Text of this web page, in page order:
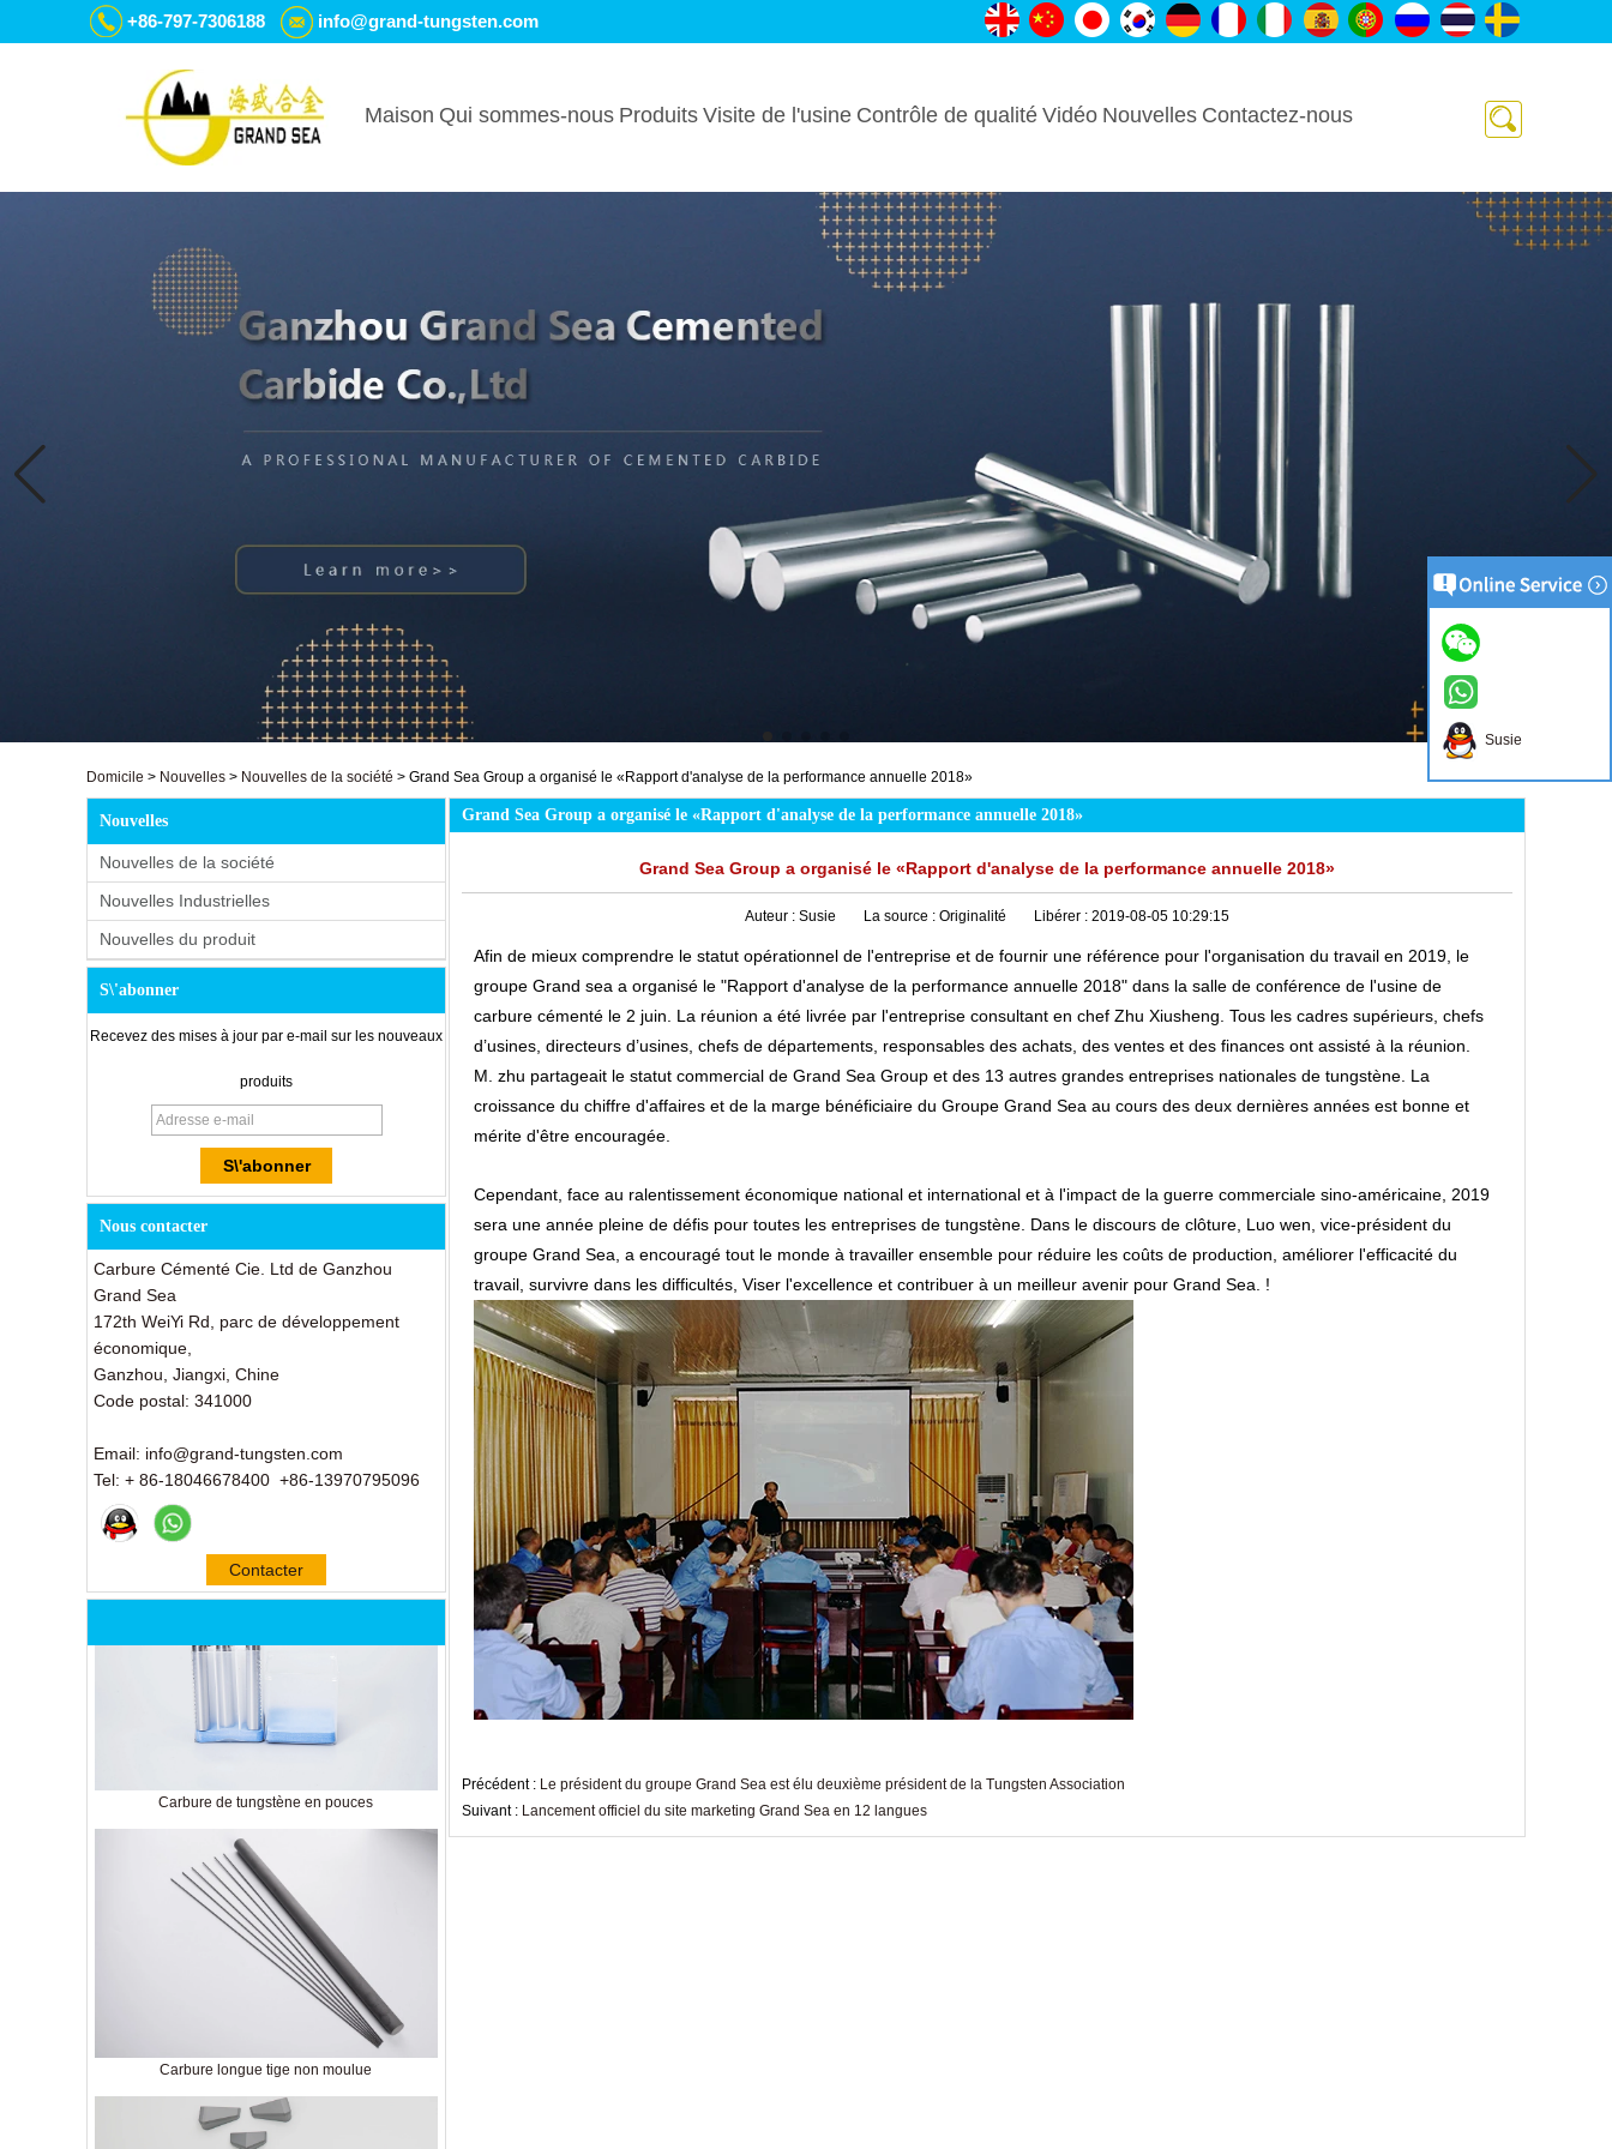
+86-797-7306188 info@grand-tungsten.com
Maison Qui sommes-nous Produits Visite de l'usine Contrôle de qualité Vidéo Nouvelles Contactez-nous
Domicile > Nouvelles > Nouvelles de la société > Grand Sea Group a organisé le «Rapport d'analyse de la performance annuelle 2018»
Nouvelles
Nouvelles de la société
Nouvelles Industrielles
Nouvelles du produit
S\'abonner
Recevez des mises à jour par e-mail sur les nouveaux
produits
Nous contacter
Carbure Cémenté Cie. Ltd de Ganzhou
Grand Sea
172th WeiYi Rd, parc de développement
économique,
Ganzhou, Jiangxi, Chine
Code postal: 341000
Email: info@grand-tungsten.com
Tel: + 86-18046678400 +86-13970795096
Contacter
maintenant
Carbure longue tige non moulue
Grand Sea Group a organisé le «Rapport d'analyse de la performance annuelle 2018»
Grand Sea Group a organisé le «Rapport d'analyse de la performance annuelle 2018»
Auteur : Susie La source : Originalité Libérer : 2019-08-05 10:29:15
Afin de mieux comprendre le statut opérationnel de l'entreprise et de fournir une référence pour l'organisation du travail en 2019, le
groupe Grand sea a organisé le "Rapport d'analyse de la performance annuelle 2018" dans la salle de conférence de l'usine de
carbure cémenté le 2 juin. La réunion a été livrée par l'entreprise consultant en chef Zhu Xiusheng. Tous les cadres supérieurs, chefs
d’usines, directeurs d’usines, chefs de départements, responsables des achats, des ventes et des finances ont assisté à la réunion.
M. zhu partageait le statut commercial de Grand Sea Group et des 13 autres grandes entreprises nationales de tungstène. La
croissance du chiffre d'affaires et de la marge bénéficiaire du Groupe Grand Sea au cours des deux dernières années est bonne et
mérite d'être encouragée.
Cependant, face au ralentissement économique national et international et à l'impact de la guerre commerciale sino-américaine, 2019
sera une année pleine de défis pour toutes les entreprises de tungstène. Dans le discours de clôture, Luo wen, vice-président du
groupe Grand Sea, a encouragé tout le monde à travailler ensemble pour réduire les coûts de production, améliorer l'efficacité du
travail, survivre dans les difficultés, Viser l'excellence et contribuer à un meilleur avenir pour Grand Sea. !
Précédent : Le président du groupe Grand Sea est élu deuxième président de la Tungsten Association
Suivant : Lancement officiel du site marketing Grand Sea en 12 langues
Susie